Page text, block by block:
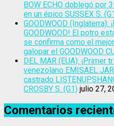
BOW ECHO doblegó por
en un épico SUSSEX S.
GOODWOOD (Inglaterra):
GOODWOOD! El potro
se confirma como el
galopar el GOODWOOD
DEL MAR (EUA): ¡Primer
venezolano EMISAEL
castrado
CROSBY S. (G1) julio 27,
Comentarios